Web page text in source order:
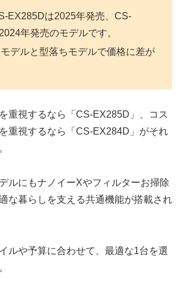
EX285Dは2025年発売、CS-
年発売のモデルです。
モデルと型落ちモデルで価格に差が
重視するなら「CS-EX285D」、コス
重視するなら「CS-EX284D」がそれ
ルにもナノイーXやフィルターお掃除
な暮らしを支える共通機能が搭載され
ルや予算に合わせて、最適な1台を選